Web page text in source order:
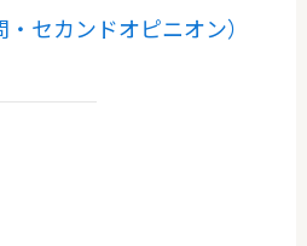
セカンドオピニオン）